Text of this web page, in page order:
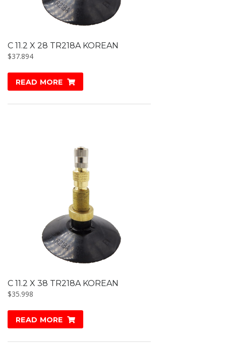
C 11.2 X 28 TR218A KOREAN
$37.894
READ MORE
C 11.2 X 38 TR218A KOREAN
$35.998
READ MORE